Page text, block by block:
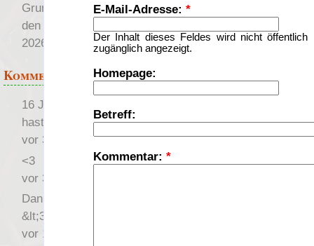
E-Mail-Adresse: *
Der Inhalt dieses Feldes wird nicht öffentlich
zugänglich angezeigt.
Homepage:
Betreff:
Kommentar: *
Grundantrieben: Flyer für
den Gratisrollenspieltag
2026
Kommentare
16 Jahre später: mist, du
hast Recht …
vor 31 Wochen 3 Tage
<3
vor 34 Wochen 5 Tage
Danke für das Statement
&lt;3
vor 1 Jahr 48 Wochen